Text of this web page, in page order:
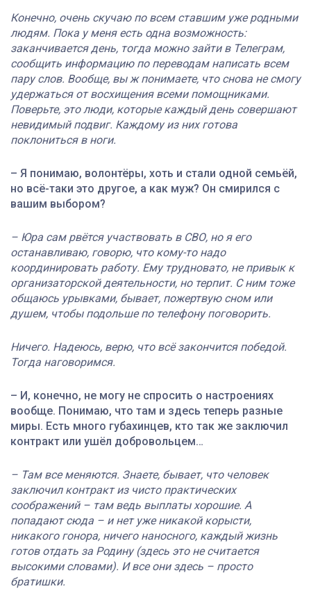
Конечно, очень скучаю по всем ставшим уже родными
людям. Пока у меня есть одна возможность:
заканчивается день, тогда можно зайти в Телеграм,
сообщить информацию по переводам написать всем
пару слов. Вообще, вы ж понимаете, что снова не смогу
удержаться от восхищения всеми помощниками.
Поверьте, это люди, которые каждый день совершают
невидимый подвиг. Каждому из них готова
поклониться в ноги.
– Я понимаю, волонтёры, хоть и стали одной семьёй,
но всё-таки это другое, а как муж? Он смирился с
вашим выбором?
– Юра сам рвётся участвовать в СВО, но я его
останавливаю, говорю, что кому-то надо
координировать работу. Ему трудновато, не привык к
организаторской деятельности, но терпит. С ним тоже
общаюсь урывками, бывает, пожертвую сном или
душем, чтобы подольше по телефону поговорить.
Ничего. Надеюсь, верю, что всё закончится победой.
Тогда наговоримся.
– И, конечно, не могу не спросить о настроениях
вообще. Понимаю, что там и здесь теперь разные
миры. Есть много губахинцев, кто так же заключил
контракт или ушёл добровольцем…
– Там все меняются. Знаете, бывает, что человек
заключил контракт из чисто практических
соображений – там ведь выплаты хорошие. А
попадают сюда – и нет уже никакой корысти,
никакого гонора, ничего наносного, каждый жизнь
готов отдать за Родину (здесь это не считается
высокими словами). И все они здесь – просто
братишки.